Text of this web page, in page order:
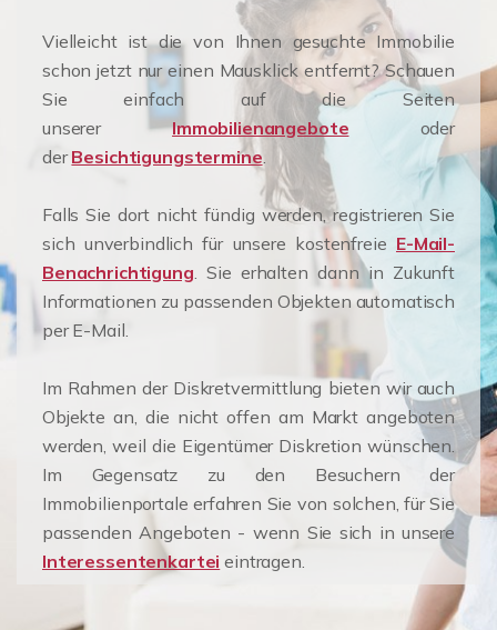
Vielleicht ist die von Ihnen gesuchte Immobilie
schon jetzt nur einen Mausklick entfernt? Schauen
Sie einfach auf die Seiten
unsererImmobilienangebote
oder
derBesichtigungstermine.
Falls Sie dort nicht fündig werden, registrieren Sie
sich unverbindlich für unsere kostenfreie E-Mail-
Benachrichtigung. Sie erhalten dann in Zukunft
Informationen zu passenden Objekten automatisch
per E-Mail.
Im Rahmen der Diskretvermittlung bieten wir auch
Objekte an, die nicht offen am Markt angeboten
werden, weil die Eigentümer Diskretion wünschen.
Im Gegensatz zu den Besuchern der
Immobilienportale erfahren Sie von solchen, für Sie
passenden Angeboten - wenn Sie sich in unsere
Interessentenkartei eintragen.